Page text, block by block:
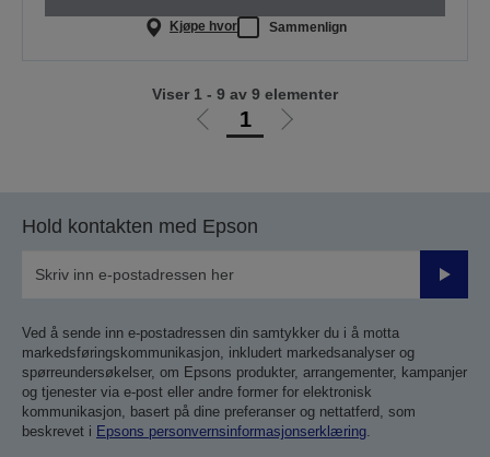
Kjøpe hvor Sammenlign
Gå
1
Gå
Viser 1 - 9 av 9 elementer
Hold kontakten med Epson
Send
Ved å sende inn e-postadressen din samtykker du i å motta
markedsføringskommunikasjon, inkludert markedsanalyser og
spørreundersøkelser, om Epsons produkter, arrangementer, kampanjer
og tjenester via e-post eller andre former for elektronisk
kommunikasjon, basert på dine preferanser og nettatferd, som
beskrevet i Epsons personvernsinformasjonserklæring